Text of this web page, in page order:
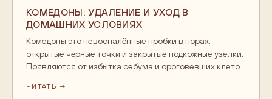
КОМЕДОНЫ: УДАЛЕНИЕ И УХОД В
ДОМАШНИХ УСЛОВИЯХ
Комедоны это невоспалённые пробки в порах:
открытые чёрные точки и закрытые подкожные узелки.
Появляются от избытка себума и ороговевших клеток,
регулярным уходом: очищение гидрофильным маслом
ЧИТАТЬ →